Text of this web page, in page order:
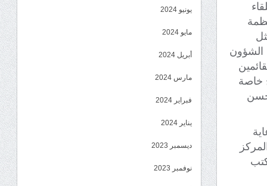
الشؤون
خاصة
حسن
يونيو 2024
مايو 2024
أبريل 2024
مارس 2024
فبراير 2024
يناير 2024
ديسمبر 2023
نوفمبر 2023